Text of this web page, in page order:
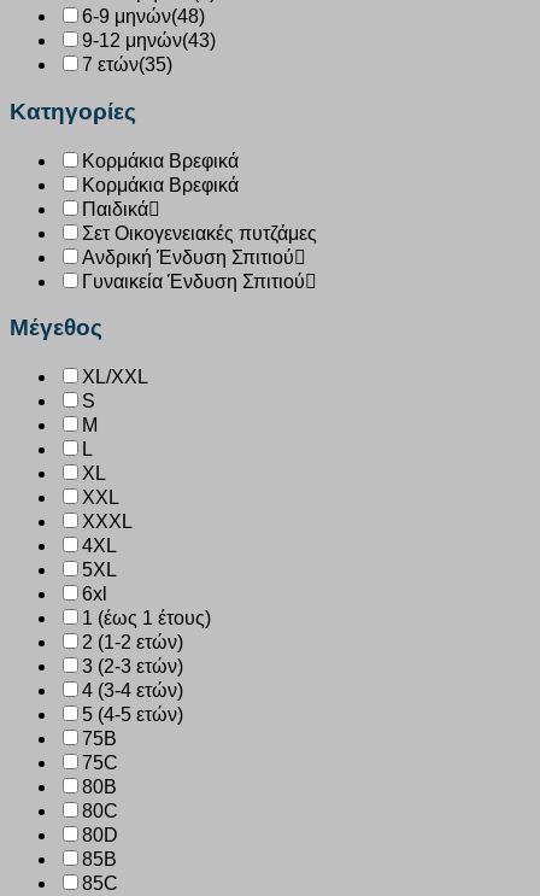
6-9 μηνών(48)
9-12 μηνών(43)
7 ετών(35)
Κατηγορίες
Κορμάκια Βρεφικά
Κορμάκια Βρεφικά
Παιδικά
Σετ Οικογενειακές πυτζάμες
Ανδρική Ένδυση Σπιτιού
Γυναικεία Ένδυση Σπιτιού
Μέγεθος
XL/XXL
S
M
L
XL
XXL
XXXL
4XL
5XL
6xl
1 (έως 1 έτους)
2 (1-2 ετών)
3 (2-3 ετών)
4 (3-4 ετών)
5 (4-5 ετών)
75B
75C
80B
80C
80D
85B
85C